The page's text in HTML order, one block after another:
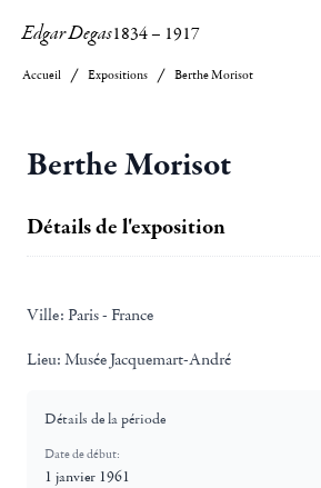
Edgar Degas1834– 1917
Accueil Expositions Berthe Morisot
Berthe Morisot
Détails de l'exposition
Ville: Paris - France
Lieu: Musée Jacquemart-André
Détails de la période
Date de début:
1 janvier 1961